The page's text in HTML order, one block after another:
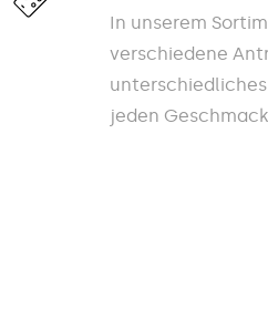
In unserem
verschiedene
jeden